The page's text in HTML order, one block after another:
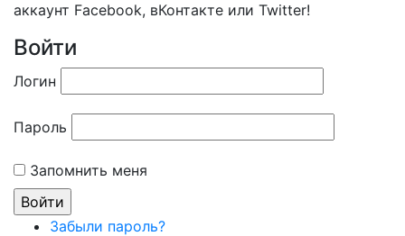
аккаунт Facebook, вКонтакте или Twitter!
Войти
Логин
Пароль
Запомнить меня
Забыли пароль?